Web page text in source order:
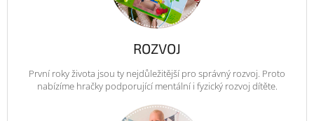
ROZVOJ
První roky života jsou ty nejdůležitější pro správný rozvoj. Proto
nabízíme hračky podporující mentální i fyzický rozvoj dítěte.